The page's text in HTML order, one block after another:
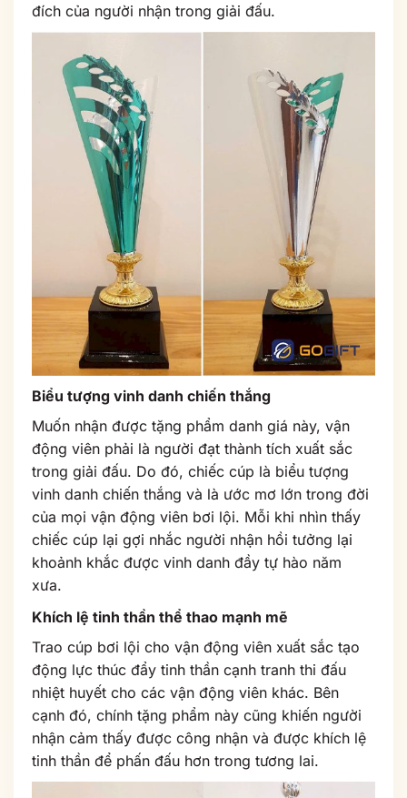
đích của người nhận trong giải đấu.
Biểu tượng vinh danh chiến thắng
Muốn nhận được tặng phẩm danh giá này, vận
động viên phải là người đạt thành tích xuất sắc
trong giải đấu. Do đó, chiếc cúp là biểu tượng
vinh danh chiến thắng và là ước mơ lớn trong đời
của mọi vận động viên bơi lội. Mỗi khi nhìn thấy
chiếc cúp lại gợi nhắc người nhận hồi tưởng lại
khoảnh khắc được vinh danh đầy tự hào năm
xưa.
Khích lệ tinh thần thể thao mạnh mẽ
Trao cúp bơi lội cho vận động viên xuất sắc tạo
động lực thúc đẩy tinh thần cạnh tranh thi đấu
nhiệt huyết cho các vận động viên khác. Bên
cạnh đó, chính tặng phẩm này cũng khiến người
nhận cảm thấy được công nhận và được khích lệ
tinh thần để phấn đấu hơn trong tương lai.